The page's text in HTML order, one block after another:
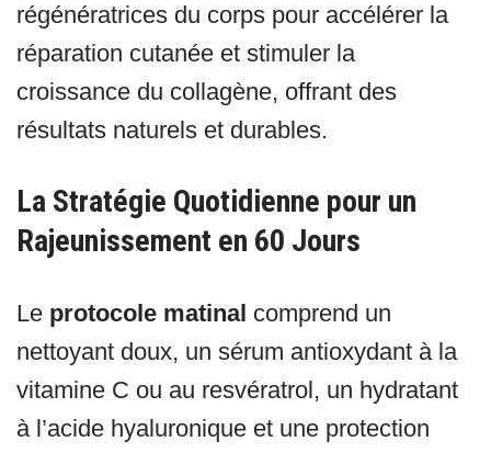
régénératrices du corps pour accélérer la
réparation cutanée et stimuler la
croissance du collagène, offrant des
résultats naturels et durables.
La Stratégie Quotidienne pour un
Rajeunissement en 60 Jours
Le protocole matinal comprend un
nettoyant doux, un sérum antioxydant à la
vitamine C ou au resvératrol, un hydratant
à l’acide hyaluronique et une protection